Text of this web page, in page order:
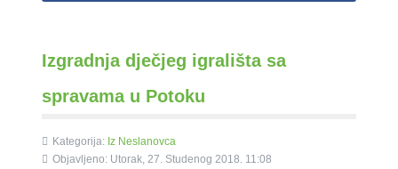
Izgradnja dječjeg igrališta sa
spravama u Potoku
Kategorija: Iz Neslanovca
Objavljeno: Utorak, 27. Studenog 2018. 11:08